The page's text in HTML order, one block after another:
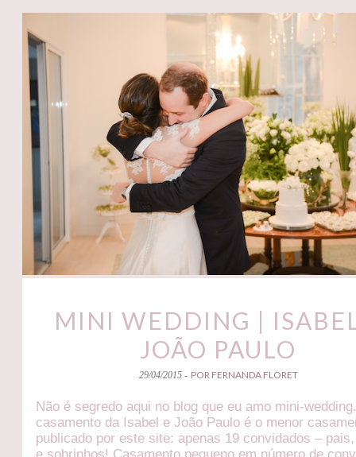
MINI WEDDING |
JOÃO PAULO
29/04/2015 - POR FERNANDA FLORET
Não é segredo aqui no blog que eu amo mini-
casamento da Isabel e João Paulo é o menor
publicado por este site: apenas 19 convidados –